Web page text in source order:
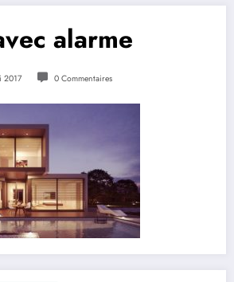
alarme
2017 0 Commentaires